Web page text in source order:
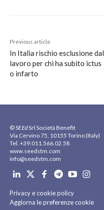
Previous article
In Italia rischio esclusione dal
lavoro per chi ha subito ictus
o infarto
© SEEdSrl Società Benefit
Via Cervino 75, 10155 Torino (Italy)
Tel. +39.011.566.02.58
www.seedstm.com
info@seedstm.com
Privacy e cookie policy
Aggiorna le preferenze cookie